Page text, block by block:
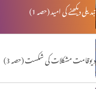
تبدیلی دیکھنے کی امید (حصہ 1)
دیوقامت مشکلات کی شکست (حصہ 3)